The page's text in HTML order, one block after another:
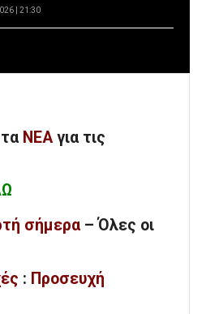
| 21:30
τα ΝΕΑ για τις
σήμερα – Όλες οι
: Προσευχή